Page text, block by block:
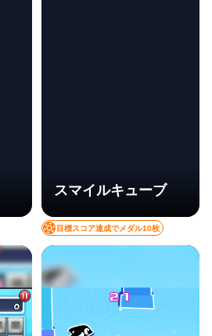
スマイルキューブ
目標スコア達成でメダル10枚